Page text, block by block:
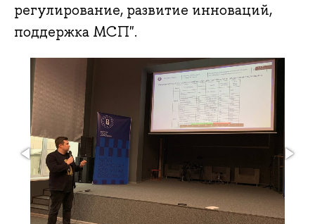
регулирование, развитие инноваций,
поддержка МСП".